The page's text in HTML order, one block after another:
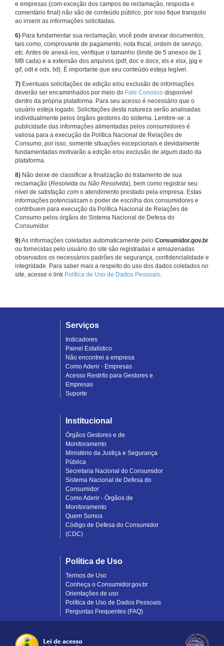
e empresas (com exceção dos campos de reclamação, resposta e
comentário final) não são de conteúdo público, por isso fique tranquilo
ao inserir as informações solicitadas.
6) Para fundamentar sua reclamação, você pode anexar documentos,
tais como, comprovante de pagamento, nota fiscal, ordem de serviço,
etc. Antes de anexá-los, verifique o tamanho (limite de 5 anexos de 1
MB cada) e a extensão dos arquivos (pdf, doc e docx, xls e xlsx, jpg e
gif, odt e ods, txt). É importante que seu conteúdo esteja legível.
7) Eventuais solicitações de edição e/ou exclusão de informações
deverão ser encaminhados por meio do Fale Conosco disponível
dentro da própria plataforma. Para seu acesso é necessário que o
usuário esteja logado. Solicitações desta natureza serão analisadas
individualmente pelos órgãos gestores do sistema. Lembre-se: a
publicidade das informações alimentadas pelos consumidores é
valiosa para a execução da Política Nacional de Relações de
Consumo, por isso, somente situações excepcionais e devidamente
fundamentadas motivarão a edição e/ou exclusão de algum dado da
plataforma.
8) Não deixe de classificar a finalização do tratamento de sua
reclamação (Resolvida ou Não Resolvida), bem como registrar seu
nível de satisfação com o atendimento prestado pela empresa. Estas
informações potencializam o poder de escolha dos consumidores e
contribuem para execução da Política Nacional de Relações de
Consumo pelos órgãos do Sistema Nacional de Defesa do
Consumidor.
9)As informações coletadas automaticamente pelo Consumidor.gov.br
ou fornecidas pelo usuário do site são registradas e armazenadas
observados os necessários padrões de segurança, confidencialidade e
integridade. Para saber mais a respeito do uso dos dados coletados no
site, acesse o link Política de Uso de Dados Pessoais.
Serviços
Indicadores
Painel Estatístico
Não encontrei a empresa
Como Aderir - Empresas
Acesso Restrito para Gestores e
Empresas
Suporte
Institucional
Órgãos Gestores e de
Monitoramento
Ministério da Justiça e Segurança
Pública
Secretaria Nacional do Consumidor
Sistema Nacional de Defesa do
Consumidor
Como Aderir - Órgãos de
Monitoramento
Quem Somos
Código de Defesa do Consumidor
(CDC)
Política de Uso
Termos de Uso
Conheça o Consumidor.gov.br
Orientações de uso
Política de Uso de Dados Pessoais
Perguntas Frequentes (FAQ)